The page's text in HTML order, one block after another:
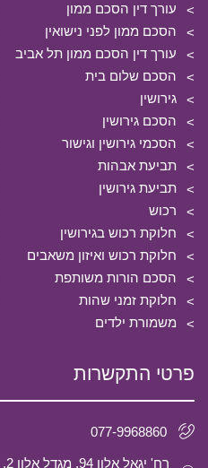
עורך דין הסכם ממון
הסכם ממון לפני נישואין
עורך דין הסכם ממון תל אביב
הסכם שלום בית
גירושין
הסכם גירושין
הסכמי גירושין וגישור
תביעת אבהות
תביעת גירושין
רכוש
חלוקת רכוש בגירושין
חלוקת רכוש ואיזון משאבים
הסכם הורות משותפת
חלוקת זמני שהות
משמורת ילדים
פרטי התקשרות
077-9968860